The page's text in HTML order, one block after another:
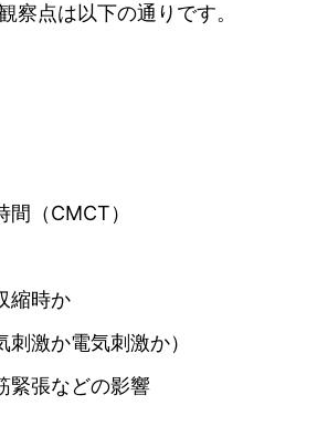
察点は以下の通りです。
間（CMCT）
縮時か
激か電気刺激か）
緊張などの影響